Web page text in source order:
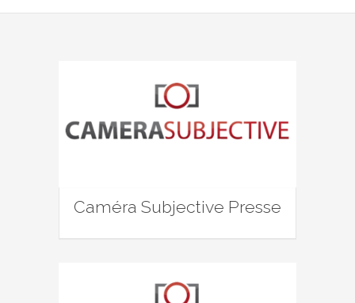
Caméra Subjective Presse